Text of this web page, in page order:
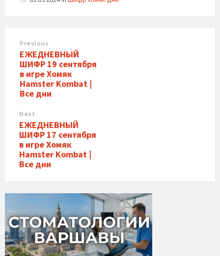
Previous
ЕЖЕДНЕВНЫЙ
ШИФР 19 сентября
в игре Хомяк
Hamster Kombat |
Все дни
Next
ЕЖЕДНЕВНЫЙ
ШИФР 17 сентября
в игре Хомяк
Hamster Kombat |
Все дни